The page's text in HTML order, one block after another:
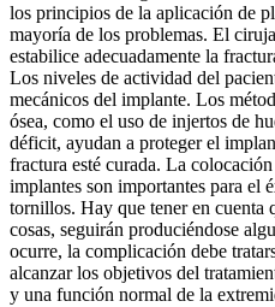
los principios de la aplicación de
mayoría de los problemas. El
estabilice adecuadamente la
Los niveles de actividad del
mecánicos del implante. Los
ósea, como el uso de injertos de
déficit, ayudan a proteger el
fractura esté curada. La
implantes son importantes para el
tornillos. Hay que tener en cuenta
cosas, seguirán produciéndose
ocurre, la complicación debe
alcanzar los objetivos del
y una función normal de la